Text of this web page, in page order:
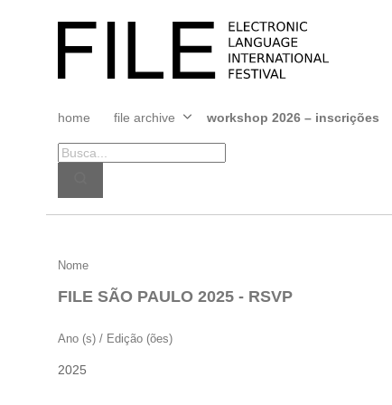
FILE
FESTIVAL
home file archive
Abrir
menu
workshop 2026 – inscrições
FILE
SÃO
2025
–
Nome
FILE SÃO PAULO 2025 - RSVP
Ano (s) / Edição (ões)
2025